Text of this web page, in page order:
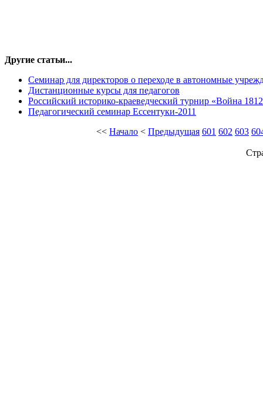
Другие статьи...
Семинар для директоров о переходе в автономные
Дистанционные курсы для педагогов
Российский историко-краеведческий турнир «Война
Педагогический семинар Ессентуки-2011
<< Начало < Предыдущая 601 602 603